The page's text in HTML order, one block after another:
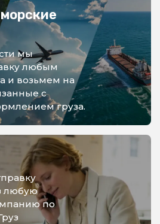
мы
любым
и возьмем на
с
груза.
любую
по